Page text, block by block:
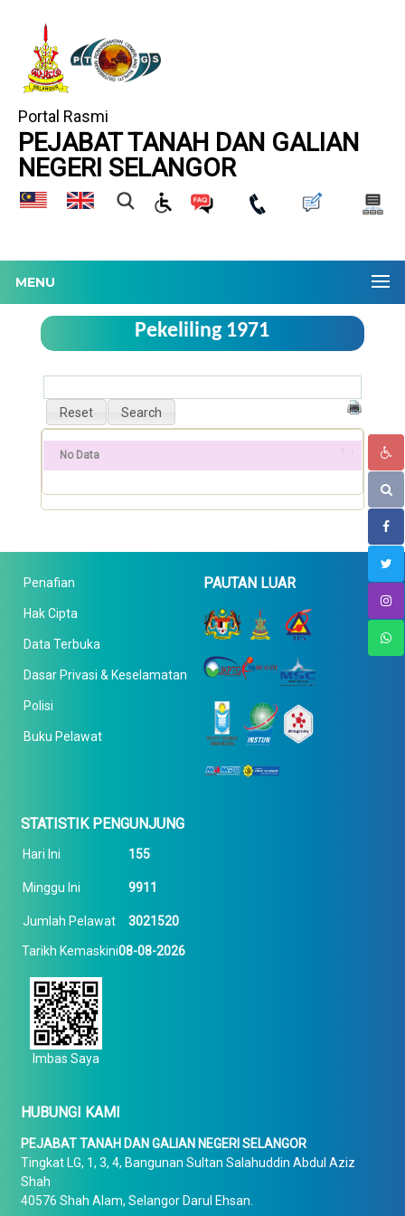
Portal Rasmi
PEJABAT TANAH DAN GALIAN
NEGERI SELANGOR
MENU
Pekeliling 1971
No Data
Penafian
Hak Cipta
Data Terbuka
Dasar Privasi & Keselamatan
Polisi
Buku Pelawat
PAUTAN LUAR
STATISTIK PENGUNJUNG
Hari Ini 155
Minggu Ini 9911
Jumlah Pelawat 3021520
Tarikh Kemaskini08-08-2026
Imbas Saya
HUBUNGI KAMI
PEJABAT TANAH DAN GALIAN NEGERI SELANGOR
Tingkat LG, 1, 3, 4, Bangunan Sultan Salahuddin Abdul Aziz
Shah
40576 Shah Alam, Selangor Darul Ehsan.